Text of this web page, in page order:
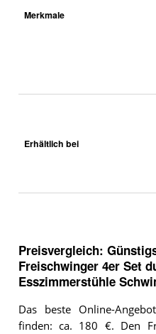
Merkmale
Erhältlich bei
Preisvergleich:
Freischwinger 4er Set
Esszimmerstühle
Das beste Online-
finden: ca. 180 €. Den